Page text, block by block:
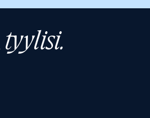
tyylisi.